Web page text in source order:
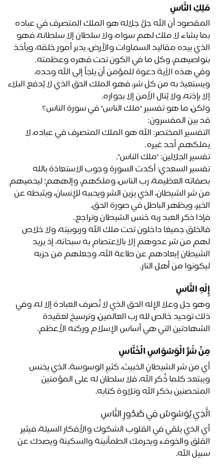
النَّاسِ
المقصود أن الله جلَّ جلاله هو الملك المتصرف في عباده
بما يشاء، لا ملك لهم سواه، ولا سلطان إلا سلطانه، فهو
الذي بيده مقاليد السماوات والأرض، يدبر أمور خلقه، ويأخذ
وكل ما في الكون تحت قهره وعظمته.
وفي هذه الآية دعوة للمؤمن أن يلجأ إلى الله وحده،
ويستعيذ به من كل شر، فهو الملك الحق الذي لا يُدفع البلاء
بإذنه، ولا يُنال الأمن إلا بجواره.
ما هو تفسير "ملك الناس" في سورة الناس؟
بين المفسرون:
التفسير المختصر: الله هو الملك المتصرف في عباده، لا
أحد غيره.
الجلالين: "ملك الناس".
تفسير السعدي: أكدت السورة وجوب الاستعاذة بالله
بصفاته العظيمة، رب الناس، وملكهم، وإلههم؛ ليحميهم
ويظهر الباطل في صورة الحق.
ذكر العبد ربه خنس الشيطان وتراجع.
فالخلق جميعًا داخلون تحت ملك الله وربوبيته، ولا خلاص
لهم من شر عدوهم إلا بالاعتصام به سبحانه، إذ يريد
الشيطان إبعادهم عن طاعة الله، وجعلهم من حزبه
من أهل النار.
النَّاسِ
وهو جل وعلا الإله الحق الذي لا تُصرف العبادة إلا له، وفي
ذلك توحيد خالص لله رب العالمين، وترسيخ لعقيدة
التي هي أساس الإسلام وركنه الأعظم.
شَرِّ الْوَسْوَاسِ الْخَنَّاسِ
أي من شر الشيطانِ الخبيث، كثيرِ الوسوسة، الذي يخنس
ويبتعد كلما ذُكر الله، فلا سلطان له على المؤمنين
بذكر الله وتلاوة كتابه.
يُوَسْوِسُ فِي صُدُورِ النَّاسِ
أي الذي يلقي في القلوب الشكوك والأفكار السيئة، فيثير
الله.